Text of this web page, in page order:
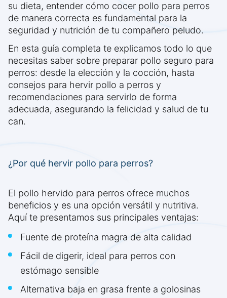
su dieta, entender cómo cocer pollo para perros
de manera correcta es fundamental para la
seguridad y nutrición de tu compañero peludo.
En esta guía completa te explicamos todo lo que
necesitas saber sobre preparar pollo seguro para
perros: desde la elección y la cocción, hasta
consejos para hervir pollo a perros y
recomendaciones para servirlo de forma
adecuada, asegurando la felicidad y salud de tu
can.
¿Por qué hervir pollo para perros?
El pollo hervido para perros ofrece muchos
beneficios y es una opción versátil y nutritiva.
Aquí te presentamos sus principales ventajas:
Fuente de proteína magra de alta calidad
Fácil de digerir, ideal para perros con
estómago sensible
Alternativa baja en grasa frente a golosinas